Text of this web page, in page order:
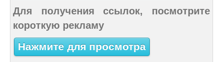
Для получения ссылок, посмотрите
короткую рекламу
Нажмите для просмотра